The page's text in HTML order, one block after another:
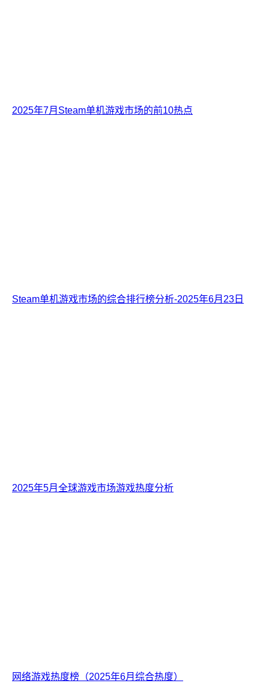
2025年7月Steam单机游戏市场的前10热点
Steam单机游戏市场的综合排行榜分析-2025年6月23日
2025年5月全球游戏市场游戏热度分析
网络游戏热度榜（2025年6月综合热度）